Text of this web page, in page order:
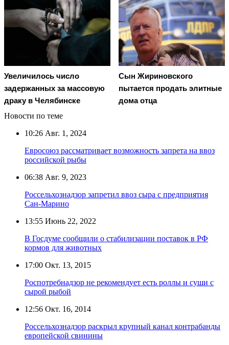
Увеличилось число
задержанных за массовую
драку в Челябинске
Сын Жириновского
пытается продать элитные
дома отца
Новости по теме
10:26 Авг. 1, 2024
Евросоюз рассматривает возможность запрета на ввоз
российской рыбы
06:38 Авг. 9, 2023
Россельхознадзор запретил ввоз сыра с предприятия
Сан-Марино
13:55 Июнь 22, 2022
В Госдуме сообщили о стабилизации поставок в РФ
кормов для животных
17:00 Окт. 13, 2015
Роспотребнадзор не рекомендует есть роллы и суши с
сырой рыбой
12:56 Окт. 16, 2014
Россельхознадзор раскрыл крупный канал контрабанды
европейской свинины